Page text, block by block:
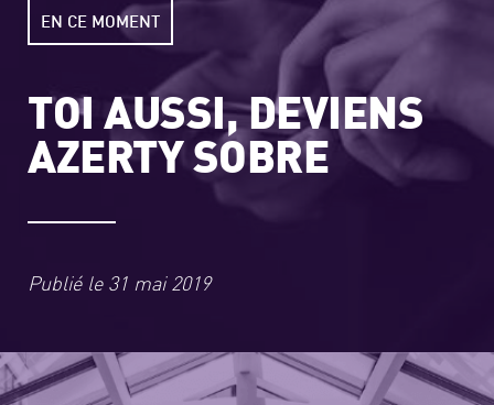
EN CE MOMENT
TOI AUSSI, DEVIENS
AZERTY SOBRE
Publié le 31 mai 2019